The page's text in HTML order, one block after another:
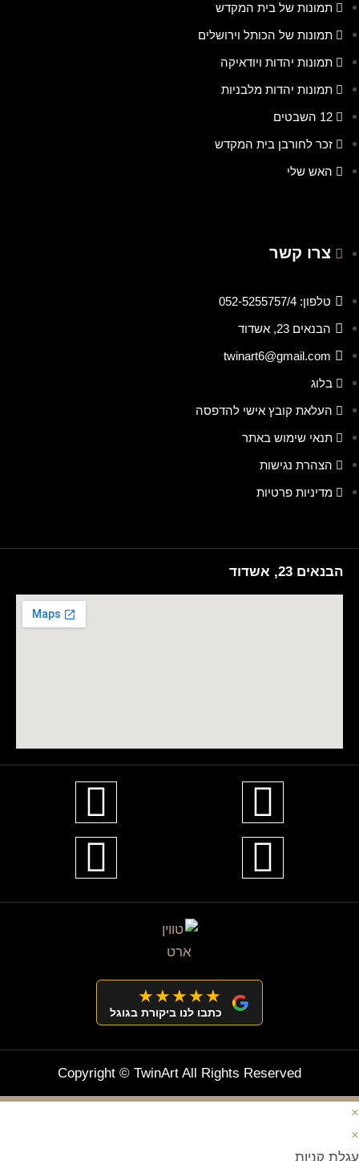
תמונות של בית המקדש
תמונות של הכותל וירושלים
תמונות יהדות ויודאיקה
תמונות יהדות מלבניות
12 השבטים
זכר לחורבן בית המקדש
האש שלי
צרו קשר
טלפון: 052-5255757/4
הבנאים 23, אשדוד
twinart6@gmail.com
בלוג
העלאת קובץ אישי להדפסה
תנאי שימוש באתר
הצהרת נגישות
מדיניות פרטיות
הבנאים 23, אשדוד
★★★★★
כתבו לנו ביקורת בגוגל
Copyright © TwinArt All Rights Reserved
×
×
עגלת קניות